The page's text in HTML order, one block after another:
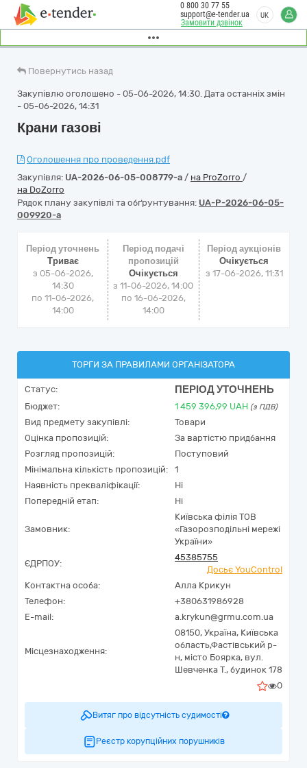
Замовити дзвінок
0 800 30 77 55
support@e-tender.ua
UK
Повернутись назад
Закупівлю оголошено - 05-06-2026, 14:30. Дата останніх змін
- 05-06-2026, 14:31
Крани газові
Оголошення про проведення.pdf
Закупівля: UA-2026-06-05-008779-a / на ProZorro /
на DoZorro
Рядок плану закупівлі та обґрунтування: UA-P-2026-06-05-
009920-a
Період уточнень
Триває
з 05-06-2026,
14:30
по 11-06-2026,
14:00
Період подачі
пропозицій
Очікується
з 11-06-2026, 14:00
по 16-06-2026,
14:00
Період аукціонів
Очікується
з 17-06-2026, 11:31
ТОРГИ ЗА ПРАВИЛАМИ ОРГАНІЗАТОРА
Статус: ПЕРІОД УТОЧНЕНЬ
Бюджет: 1 459 396,99 UAH (з ПДВ)
Вид предмету закупівлі:
Товари
Оцінка пропозицій:
За вартістю придбання
Розгляд пропозицій:
Поступовий
Мінімальна кількість пропозицій:
1
Наявність прекваліфікації:
Ні
Попередній етап:
Ні
Замовник:
Київська філія ТОВ
«Газорозподільні мережі
України»
ЄДРПОУ:
45385755
Досьє YouControl
Контактна особа:
Алла Крикун
Телефон:
+380631986928
E-mail:
a.krykun@grmu.com.ua
Місцезнаходження:
08150, Україна, Київська
область,Фастівський р-
н, місто Боярка, вул.
Шевченка Т., будинок 178
0
Витяг про відсутність судимості
Реєстр корупційних порушників